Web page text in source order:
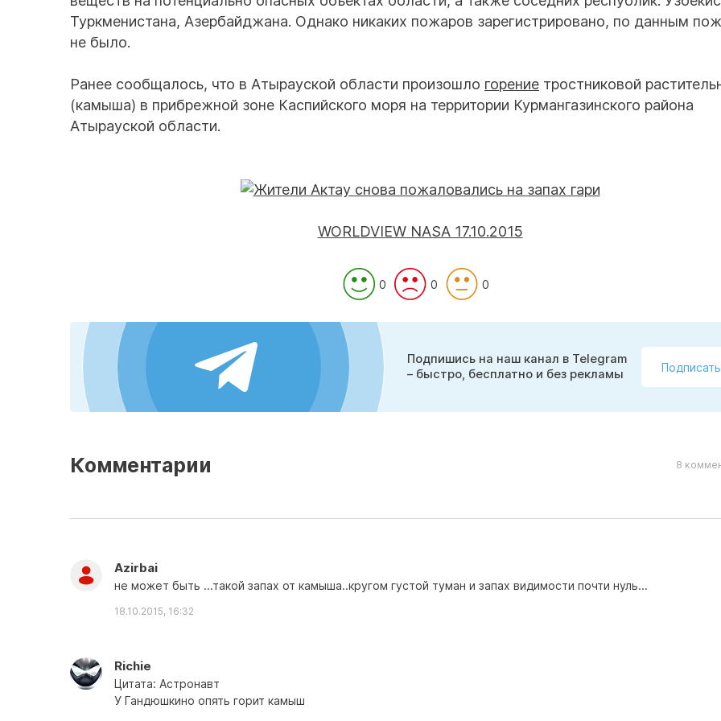
Туркменистана, Азербайджана. Однако никаких пожаров зарегистрировано, по данным
не было.
Ранее сообщалось, что в Атырауской области произошло горение тростниковой
(камыша) в прибрежной зоне Каспийского моря на территории Курмангазинского района
Атырауской области.
WORLDVIEW NASA 17.10.2015
0 0 0
Подпишись на наш канал в Telegram
– быстро, бесплатно и без рекламы
Комментарии 8
Azirbai
не может быть ...такой запах от камыша..кругом густой туман и запах видимости почти нуль...
18.10.2015, 16:32
Richie
Цитата: Aстронавт
У Гандюшкино опять горит камыш